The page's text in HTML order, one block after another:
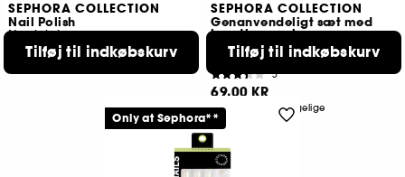
SEPHORA COLLECTION
Nail Polish
Neglelak
49,00 KR
Tilføj til indkøbskurv
SEPHORA COLLECTION
Genanvendeligt sæt med
kunstige negle,
selvklæbende pads
geleffekt
5
69,00 KR
3 størrelser tilgængelige
Tilføj til indkøbskurv
Only at Sephora**